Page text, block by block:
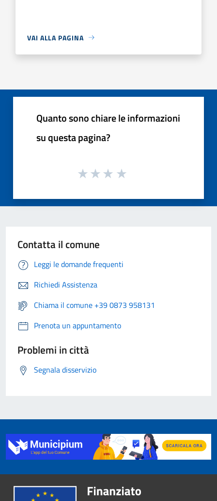
VAI ALLA PAGINA
Quanto sono chiare le informazioni
su questa pagina?
Contatta il comune
Leggi le domande frequenti
Richiedi Assistenza
Chiama il comune +39 0873 958131
Prenota un appuntamento
Problemi in città
Segnala disservizio